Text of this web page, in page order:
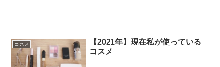
コスメ
【2021年】現在私が使っている
コスメ